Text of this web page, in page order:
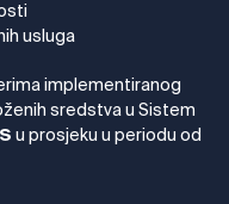
usluga
implementiranog
sredstva u Sistem
u prosjeku u periodu od